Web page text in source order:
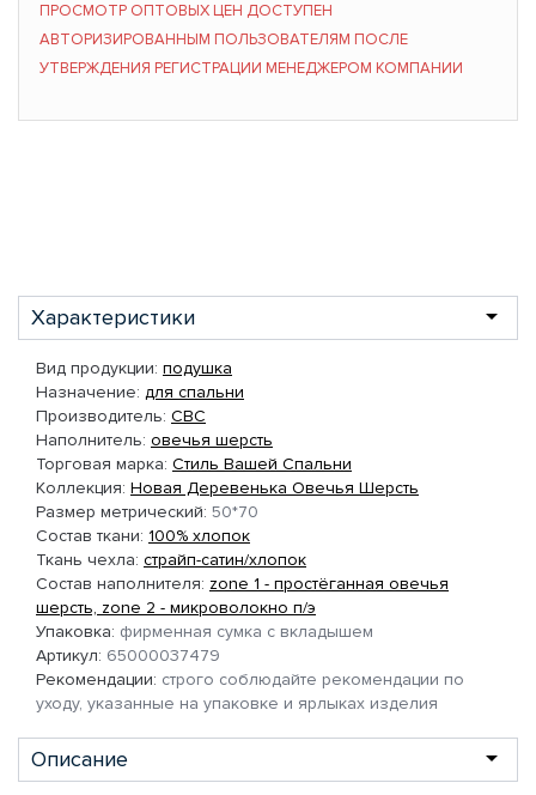
ПРОСМОТР ОПТОВЫХ ЦЕН ДОСТУПЕН
АВТОРИЗИРОВАННЫМ ПОЛЬЗОВАТЕЛЯМ ПОСЛЕ
УТВЕРЖДЕНИЯ РЕГИСТРАЦИИ МЕНЕДЖЕРОМ КОМПАНИИ
Характеристики
Вид продукции: подушка
Назначение: для спальни
Производитель: СВС
Наполнитель: овечья шерсть
Торговая марка: Стиль Вашей Спальни
Коллекция: Новая Деревенька Овечья Шерсть
Размер метрический: 50*70
Состав ткани: 100% хлопок
Ткань чехла: страйп-сатин/хлопок
Состав наполнителя: zone 1 - простёганная овечья
шерсть, zone 2 - микроволокно п/э
Упаковка: фирменная сумка с вкладышем
Артикул: 65000037479
Рекомендации: строго соблюдайте рекомендации по
уходу, указанные на упаковке и ярлыках изделия
Описание